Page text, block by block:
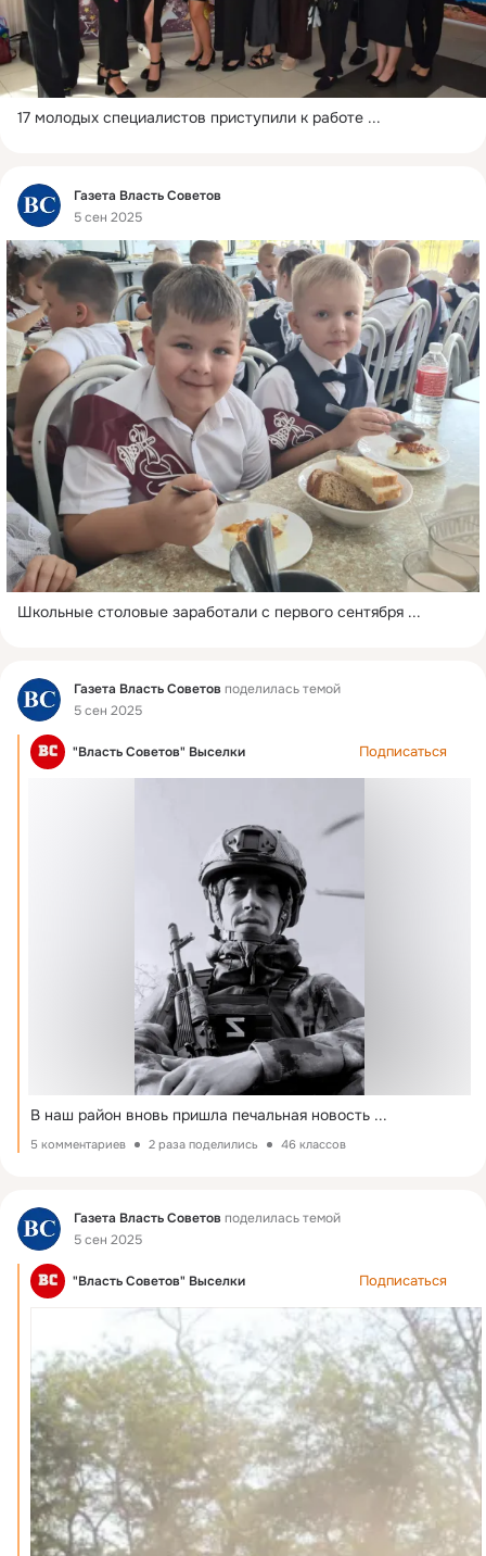
17 молодых специалистов приступили к работе ...
Фид
Газета Власть Cоветов
5 сен 2025
Школьные столовые заработали с первого сентября ...
Фид Газета Власть Cоветов поделилась темой
5 сен 2025
"Власть Советов" Выселки Подписаться
В наш район вновь пришла печальная новость ...
5 комментариев 2 раза поделились 46 классов
Фид Газета Власть Cоветов поделилась темой
5 сен 2025
"Власть Советов" Выселки Подписаться